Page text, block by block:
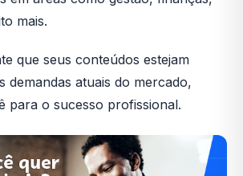
mais.
que seus conteúdos estejam
demandas atuais do mercado,
para o sucesso profissional.